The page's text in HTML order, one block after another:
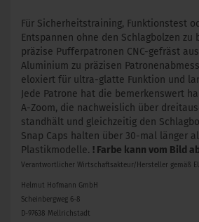
Für Sicherheitstraining, Funktionstest
Entspannen ohne den Schlagbolzen zu
präzise Pufferpatronen CNC-gefräst
Aluminium zu präzisen
eloxiert für ultra-glatte Funktion und
Jede Patrone hat die bemerkenswert
A-Zoom, die nachweislich über
standhält und gleichzeitig den
Snap Caps halten über 30-mal länger
Plastikmodelle. ! Farbe kann vom Bild
Verantwortlicher Wirtschaftsakteur/Hersteller gemäß
Helmut Hofmann GmbH
Scheinbergweg 6-8
D-97638 Mellrichstadt